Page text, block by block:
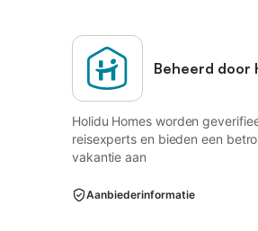
Beheerd door
Holidu Homes worden
reisexperts en bieden een
vakantie aan
Aanbiederinformatie